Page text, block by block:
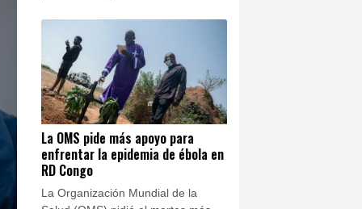
isla en décadas.
La OMS pide más apoyo para
enfrentar la epidemia de ébola en
RD Congo
La Organización Mundial de la